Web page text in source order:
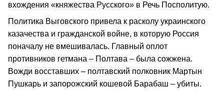
вхождения «княжества Русского» в Речь Посполитую.
Политика Выговского привела к расколу украинского
казачества и гражданской войне, в которую Россия
поначалу не вмешивалась. Главный оплот
противников гетмана – Полтава – была сожжена.
Вожди восставших – полтавский полковник Мартын
Пушкарь и запорожский кошевой Барабаш – убиты.